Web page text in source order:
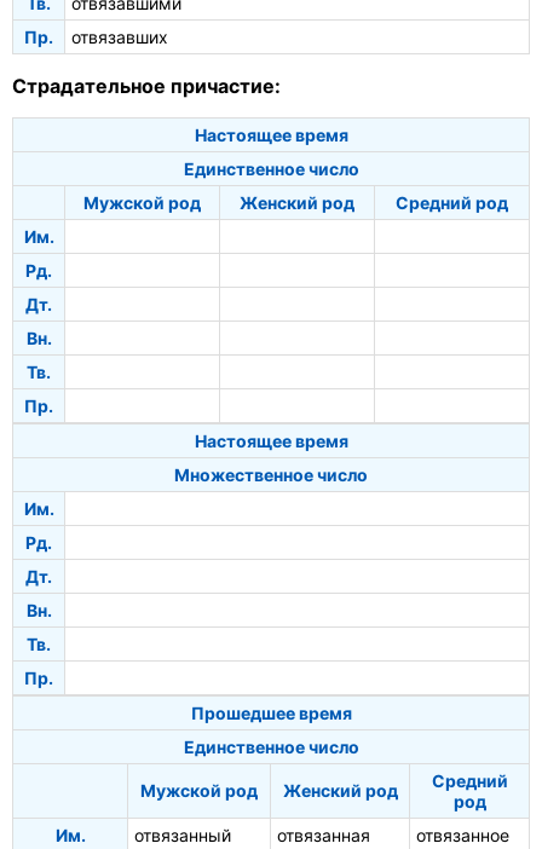
Пр.
отвязавших
Страдательное причастие:
Настоящее время
Единственное число
Мужской род
Женский род
Средний род
Им.
Рд.
Дт.
Вн.
Тв.
Пр.
Настоящее время
Множественное число
Им.
Рд.
Дт.
Вн.
Тв.
Пр.
Прошедшее время
Единственное число
Мужской род Женский род
Средний
род
Им.
отвязанный отвязанная
отвязанное